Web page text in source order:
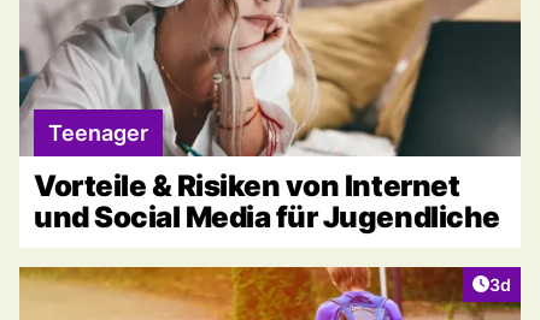
Teenager
Vorteile & Risiken von Internet
und Social Media für Jugendliche
3d